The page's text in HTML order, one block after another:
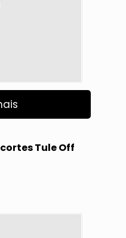
Tule Off